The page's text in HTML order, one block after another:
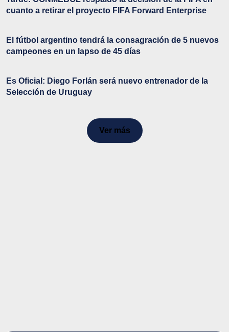
cuanto a retirar el proyecto FIFA Forward Enterprise
El fútbol argentino tendrá la consagración de 5 nuevos
campeones en un lapso de 45 días
Es Oficial: Diego Forlán será nuevo entrenador de la
Selección de Uruguay
Ver más